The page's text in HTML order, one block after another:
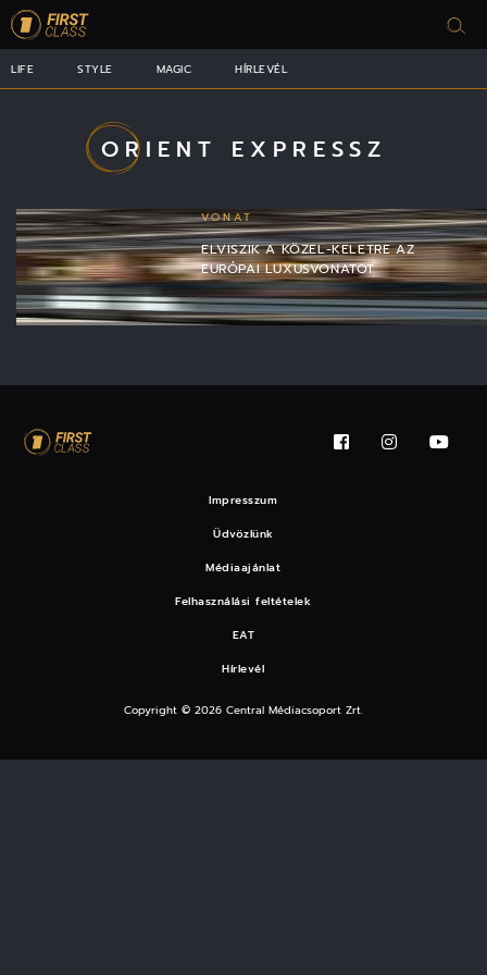
LIFE STYLE MAGIC HÍRLEVÉL
ORIENT EXPRESSZ
VONAT
ELVISZIK A KÖZEL-KELETRE AZ
EURÓPAI LUXUSVONATOT
Impresszum
Üdvözlünk
Médiaajánlat
Felhasználási feltételek
EAT
Hírlevél
Copyright © 2026 Central Médiacsoport Zrt.